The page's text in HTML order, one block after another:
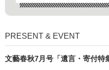
PRESENT & EVENT
文藝春秋7月号「遺言・寄付特